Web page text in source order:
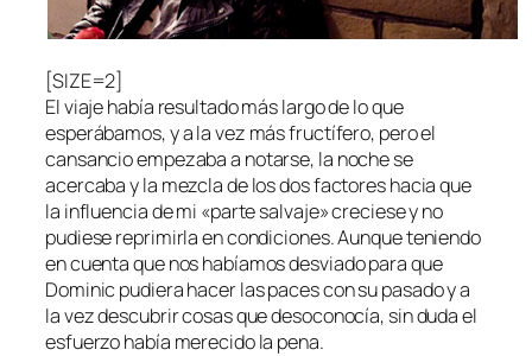
[SIZE=2]
El viaje había resultado más largo de lo que
esperábamos, y a la vez más fructífero, pero el
cansancio empezaba a notarse, la noche se
acercaba y la mezcla de los dos factores hacia que
la influencia de mi «parte salvaje» creciese y no
pudiese reprimirla en condiciones. Aunque teniendo
en cuenta que nos habíamos desviado para que
Dominic pudiera hacer las paces con su pasado y a
la vez descubrir cosas que desoconocía, sin duda el
esfuerzo había merecido la pena.